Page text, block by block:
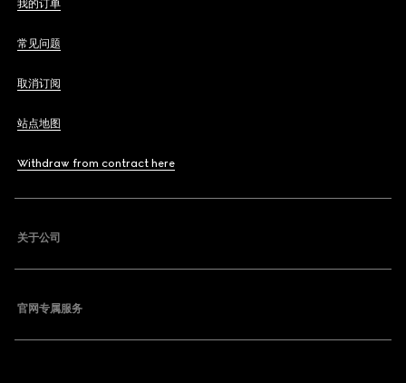
我的订单
常见问题
取消订阅
站点地图
Withdraw from contract here
关于公司
官网专属服务